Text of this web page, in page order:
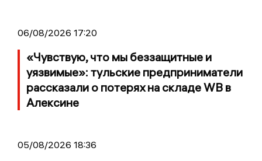
06/08/2026 17:20
«Чувствую, что мы беззащитные и
уязвимые»: тульские предприниматели
рассказали о потерях на складе WB в
Алексине
05/08/2026 18:36